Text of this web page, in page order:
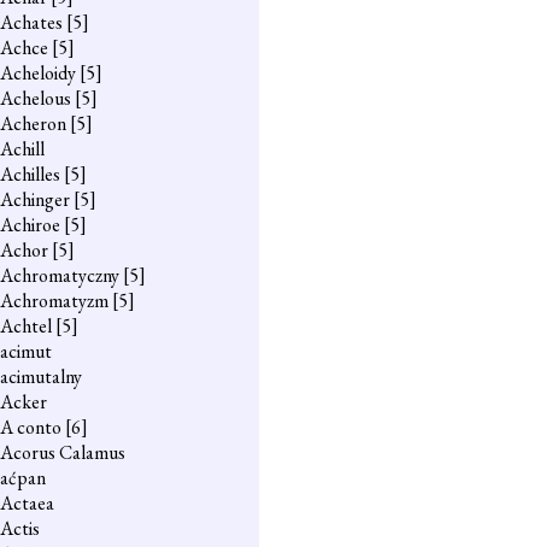
Achates [5]
Achce [5]
Acheloidy[5]
Achelous [5]
Acheron[5]
Achill
Achilles [5]
Achinger[5]
Achiroe [5]
Achor[5]
Achromatyczny[5]
Achromatyzm[5]
Achtel[5]
acimut
acimutalny
Acker
A conto [6]
Acorus Calamus
aćpan
Actaea
Actis